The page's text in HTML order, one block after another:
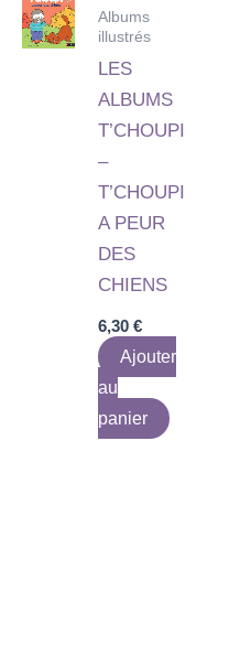
Albums
illustrés
LES
ALBUMS
T’CHOUPI
–
T’CHOUPI
A PEUR
DES
CHIENS
6,30 €
Ajouter
au
panier